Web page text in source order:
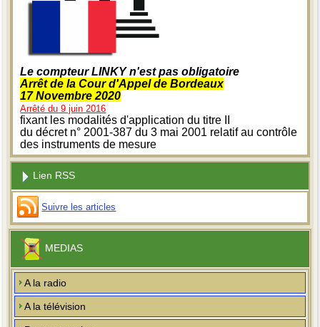
Le compteur LINKY n'est pas obligatoire
Arrêt de la Cour d'Appel de Bordeaux
17 Novembre 2020
Arrêté du 9 juin 2016
fixant les modalités d'application du titre II
du décret n° 2001-387 du 3 mai 2001 relatif au contrôle
des instruments de mesure
Lien RSS
Suivre les articles
MEDIAS
A la radio
A la télévision